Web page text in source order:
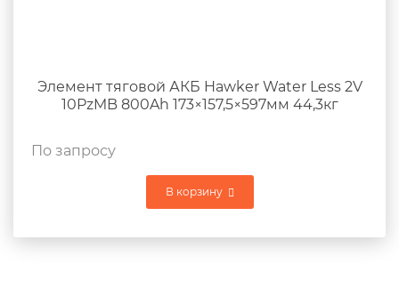
Элемент тяговой АКБ Hawker Water Less 2V
10PzMB 800Ah 173×157,5×597мм 44,3кг
По запросу
В корзину